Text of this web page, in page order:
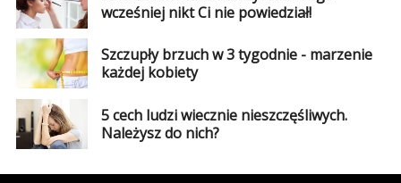
wcześniej nikt Ci nie powiedział!
Szczupły brzuch w 3 tygodnie - marzenie
każdej kobiety
5 cech ludzi wiecznie nieszczęśliwych.
Należysz do nich?